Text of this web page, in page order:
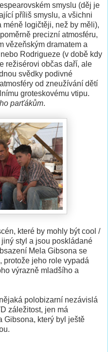
smyslu (děj je
příliš smyslu, a všichni
logičtěji, než by měli),
precizní atmosféru,
vězeňským dramatem a
Rodrigueze (v době kdy
režisérovi občas daří, ale
svědky podivné
od zneužívání dětí
groteskovému vtipu.
parťákům.
které by mohly být cool /
styl a jsou poskládané
Mela Gibsona se
jeho role vypadá
výrazně mladšího a
polobizarní nezávislá
záležitost, jen má
Gibsona, který byl ještě